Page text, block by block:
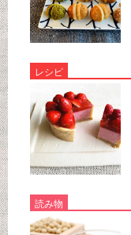
レシピ
読み物